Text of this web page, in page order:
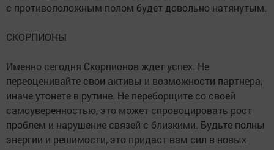
с противоположным полом будет довольно натянутым.
СКОРПИОНЫ
Именно сегодня Скорпионов ждет успех. Не
переоценивайте свои активы и возможности партнера,
иначе утонете в рутине. Не переборщите со своей
самоуверенностью, это может спровоцировать рост
проблем и нарушение связей с близкими. Будьте полны
энергии и решимости, это придаст вам сил в новых